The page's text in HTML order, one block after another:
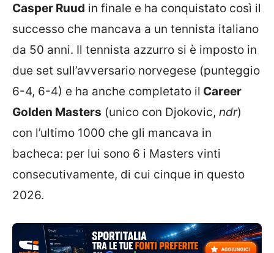
Casper Ruud in finale e ha conquistato così il
successo che mancava a un tennista italiano
da 50 anni. Il tennista azzurro si è imposto in
due set sull’avversario norvegese (punteggio
6-4, 6-4) e ha anche completato il Career
Golden Masters (unico con Djokovic, ndr)
con l’ultimo 1000 che gli mancava in
bacheca: per lui sono 6 i Masters vinti
consecutivamente, di cui cinque in questo
2026.